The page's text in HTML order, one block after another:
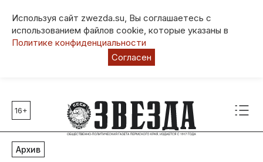
Используя сайт zwezda.su, Вы соглашаетесь с
использованием файлов cookie, которые указаны в
Политике конфиденциальности
Согласен
Главные темы
80 лет Победы
Молодежная столица РФ
16+
Архив